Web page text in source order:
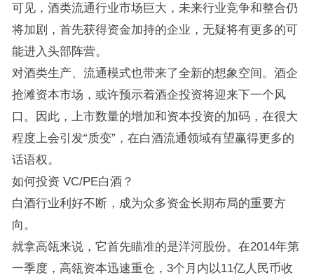
可见，酒类流通行业市场巨大，未来行业竞争和整合仍
将加剧，首先获得资金加持的企业，无疑将有更多的可
能进入头部阵营。
对酒类生产、流通模式也带来了全新的想象空间。酒企
抢滩资本市场，或许预示着酒企投资将迎来下一个风
口。因此，上市数量的增加和资本投资的加码，在很大
程度上会引发“质变”，在白酒流通领域有望赢得更多的
话语权。
如何投资 VC/PE白酒？
白酒行业利好不断，成为众多资金长期布局的重要方
向。
就拿高瓴来说，它首先瞄准的是洋河股份。在2014年第
一季度，高瓴资本迅速重仓，3个月内以11亿人民币收